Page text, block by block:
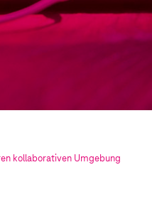
kollaborativen Umgebung